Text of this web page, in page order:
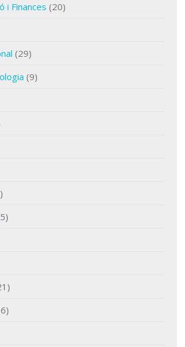
i Finances (20)
(29)
(9)